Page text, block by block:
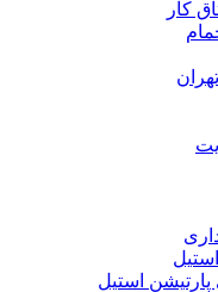
کار
استیل